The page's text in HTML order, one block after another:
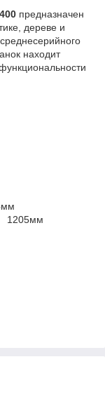
предназначен
дереве и
находит
1205мм